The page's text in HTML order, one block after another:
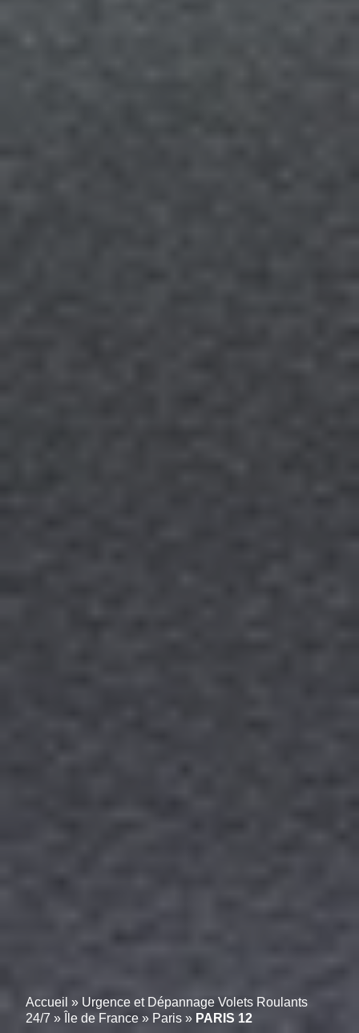
Accueil » Urgence et Dépannage Volets Roulants
24/7 » Île de France » Paris » PARIS 12